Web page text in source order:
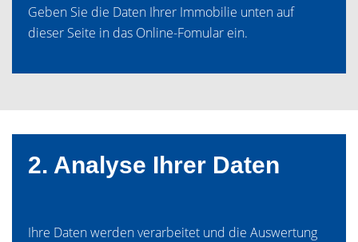
Geben Sie die Daten Ihrer Immobilie unten auf
dieser Seite in das Online-Fomular ein.
2. Analyse Ihrer Daten
Ihre Daten werden verarbeitet und die Auswertung